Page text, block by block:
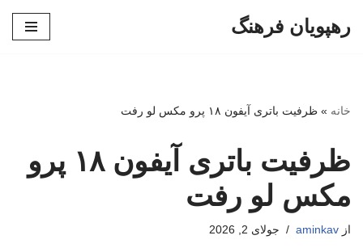
رهپویان فرهنگ
خانه » ظرفیت باتری آیفون ۱۸ پرو مکس لو رفت
ظرفیت باتری آیفون ۱۸ پرو
مکس لو رفت
از aminkav جولای 2, 2026